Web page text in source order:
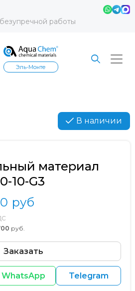
работы
Эль-Монте
В наличии
материал
10-G3
руб
руб.
Заказать
WhatsApp Telegram